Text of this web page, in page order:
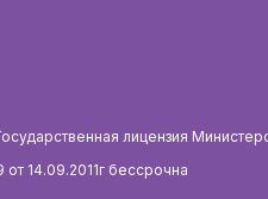
лицензия
14.09.2011г бессрочна